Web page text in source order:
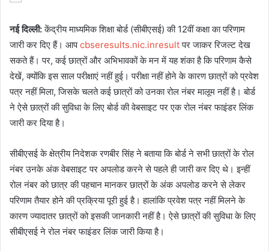
नई दिल्ली:केंद्रीय माध्यमिक शिक्षा बोर्ड (सीबीएसई) की 12वीं कक्षा का परिणाम
जारी कर दिए हैं। आपcbseresults.nic.inresultपर जाकर रिजल्ट देख
सकते हैं। पर, कई छात्रों और अभिभावकों के मन में यह शंका है कि परिणाम कैसे
देखें, क्योंकि इस साल परीक्षाएं नहीं हुई। परीक्षा नहीं होने के कारण छात्रों को प्रवेश
पत्र नहीं मिला, जिसके चलते कई छात्रों को उनका रोल नंबर मालूम नहीं है। बोर्ड
ने ऐसे छात्रों की सुविधा के लिए बोर्ड की वेबसाइट पर एक रोल नंबर फाइंडर लिंक
जारी कर दिया है।
सीबीएसई के क्षेत्रीय निदेशक रणबीर सिंह ने बताया कि बोर्ड ने सभी छात्रों के रोल
नंबर उनके अंक वेबसाइट पर अपलोड करने से पहले ही जारी कर दिए थे। इन्हीं
रोल नंबर को छात्र की पहचान मानकर छात्रों के अंक अपलोड करने से लेकर
परिणाम तैयार होने की प्रक्रिया पूरी हुई है। हालांकि प्रवेश पत्र नहीं मिलने के
कारण ज्यादातर छात्रों को इसकी जानकारी नहीं है। ऐसे छात्रों की सुविधा के लिए
सीबीएसई ने रोल नंबर फाइंडर लिंक जारी किया है।